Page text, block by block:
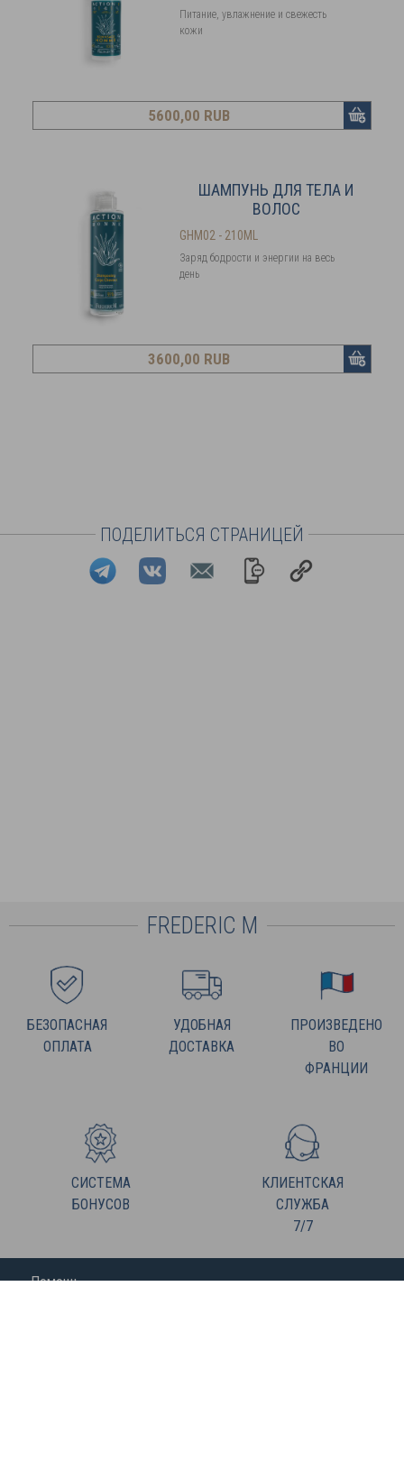
Питание, увлажнение и свежесть
кожи
5600,00 RUB
ШАМПУНЬ ДЛЯ ТЕЛА И
ВОЛОС
GHM02 - 210ML
Заряд бодрости и энергии на весь
день
3600,00 RUB
ПОДЕЛИТЬСЯ СТРАНИЦЕЙ
FREDERIC M
БЕЗОПАСНАЯ
ОПЛАТА
УДОБНАЯ
ДОСТАВКА
ПРОИЗВЕДЕНО
ВО
ФРАНЦИИ
СИСТЕМА
БОНУСОВ
КЛИЕНТСКАЯ
СЛУЖБА
7/7
Помощь